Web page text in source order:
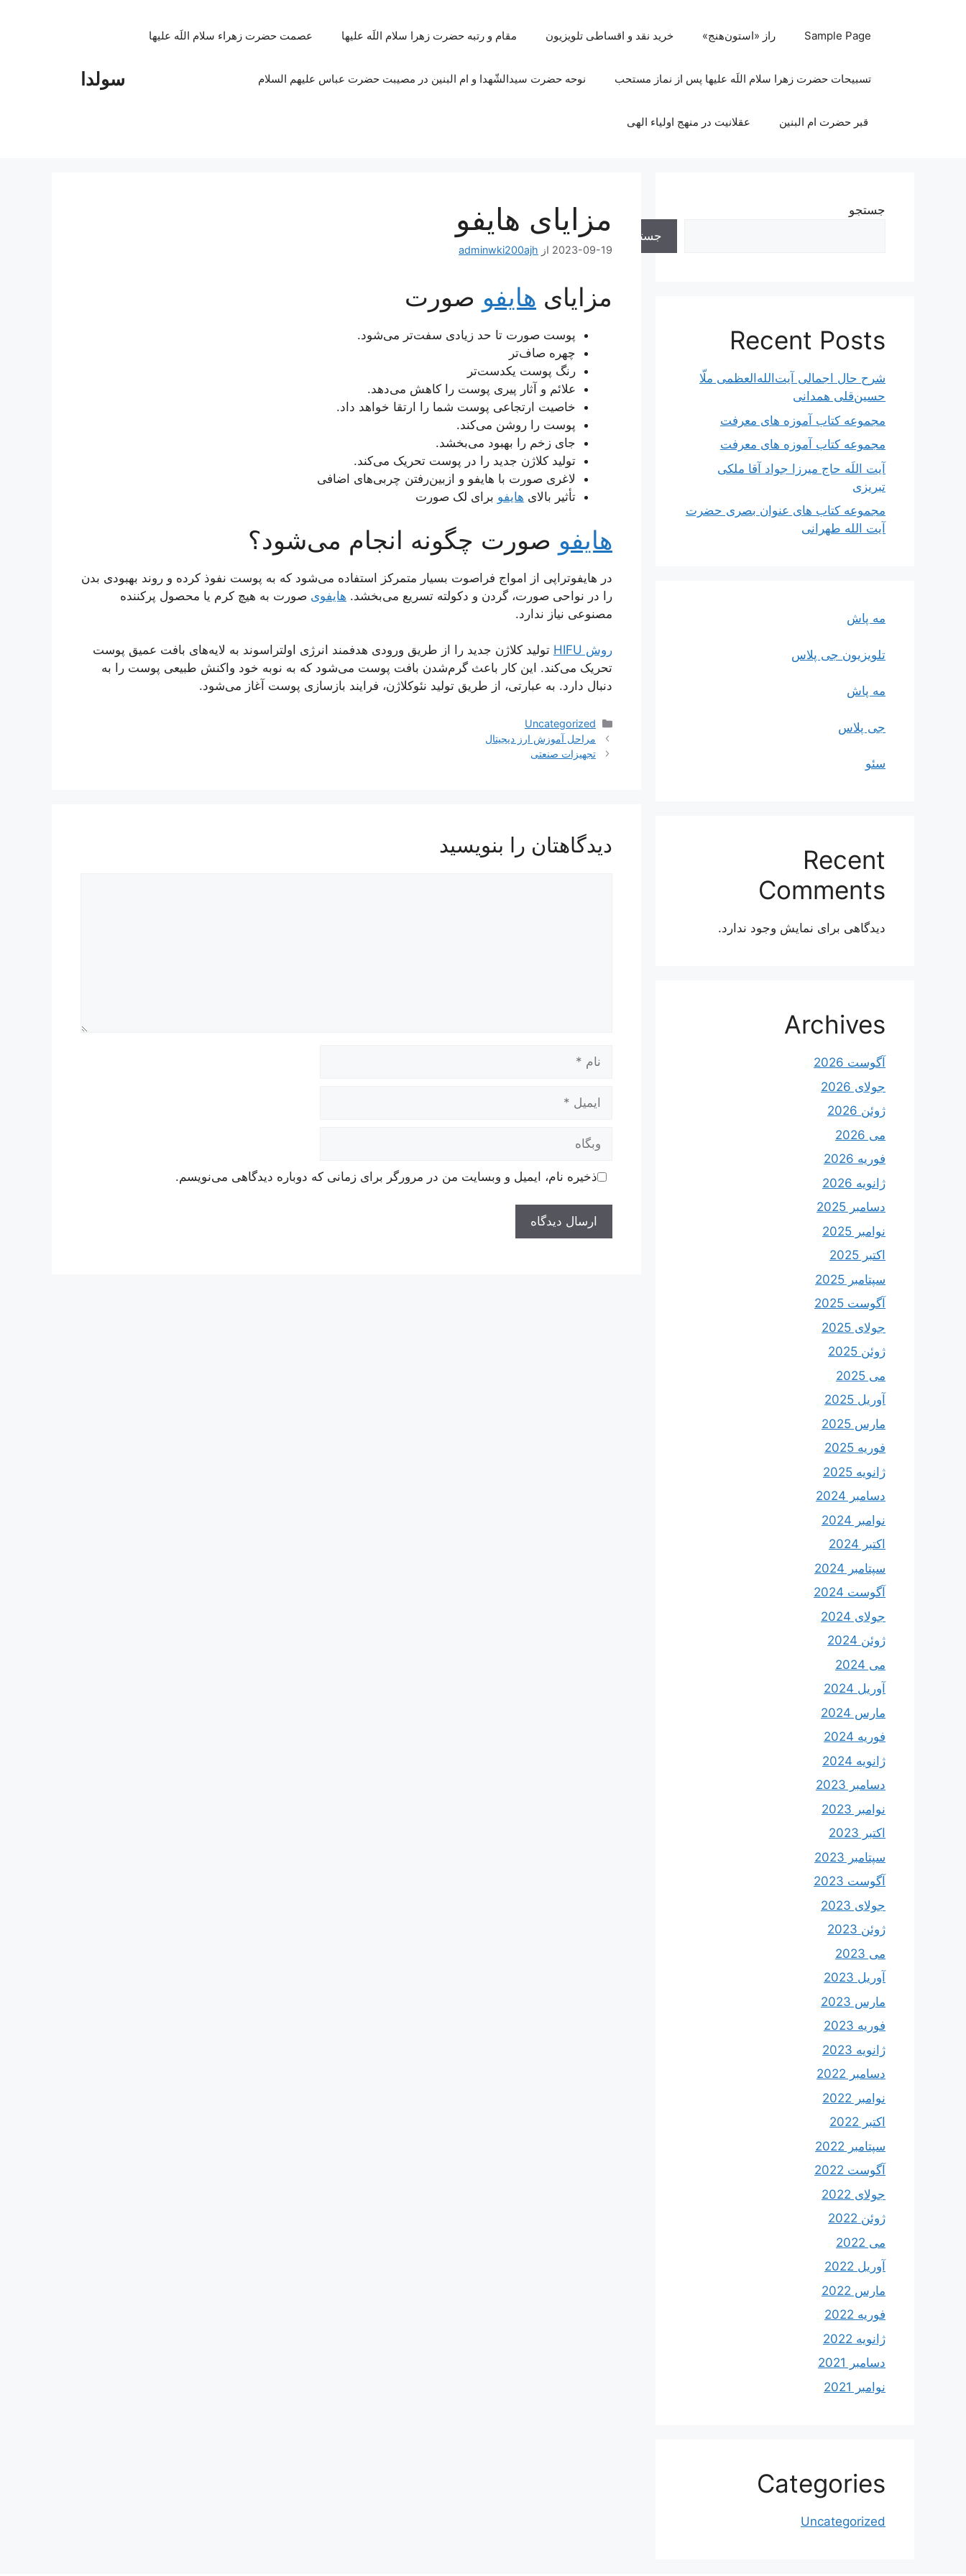
سولدا
Sample Page راز «استون‌هنج» خرید نقد و اقساطی تلویزیون مقام و رتبه حضرت زهرا سلام اللَه علیها عصمت حضرت زهراء سلام اللَه علیها
تسبیحات حضرت زهرا سلام اللَه علیها پس از نماز مستحب نوحه حضرت سیدالشّهدا و ام البنین در مصیبت حضرت عباس علیهم السلام
قبر حضرت ام البنین عقلانیت در منهج اولیاء الهی
مزایای هایفو
2023-09-19 از adminwki200ajh
مزایای هایفو صورت
پوست صورت تا حد زیادی سفت‌تر می‌شود.
چهره صاف‌تر
رنگ پوست یکدست‌تر
علائم و آثار پیری پوست را کاهش می‌دهد.
خاصیت ارتجاعی پوست شما را ارتقا خواهد داد.
پوست را روشن می‌کند.
جای زخم را بهبود می‌بخشد.
تولید کلاژن جدید را در پوست تحریک می‌کند.
لاغری صورت با هایفو و ازبین‌رفتن چربی‌های اضافی
تأثیر بالای هایفو برای لک صورت
هایفو صورت چگونه انجام می‌شود؟
در هایفوتراپی از امواج فراصوت بسیار متمرکز استفاده می‌شود که به پوست نفوذ کرده و روند بهبودی بدن
را در نواحی صورت، گردن و دکولته تسریع می‌بخشد. هایفوی صورت به هیچ کرم یا محصول پرکننده
مصنوعی نیاز ندارد.
روش HIFU
تولید کلاژن جدید را از طریق ورودی هدفمند انرژی اولتراسوند به لایه‌های بافت عمیق پوست
تحریک می‌کند. این کار باعث گرم‌شدن بافت پوست می‌شود که به نوبه خود واکنش طبیعی پوست را به
دنبال دارد. به عبارتی، از طریق تولید نئوکلاژن، فرایند بازسازی پوست آغاز می‌شود.
دسته‌ها
Uncategorized
ناوبری
نوشته‌ها
مراحل آموزش ارز دیجیتال
تجهیزات صنعتی
دیدگاهتان را بنویسید
ایمیل
وبگاه
ذخیره نام، ایمیل و وبسایت من در مرورگر برای زمانی که دوباره دیدگاهی می‌نویسم.
جستجو
جستجو
Recent Posts
شرح حال اجمالی آیت‌الله‌العظمی ملّا
حسین‌قلی همدانی
مجموعه کتاب آموزه های معرفت
مجموعه کتاب آموزه های معرفت
آیت اللَه حاج میرزا جواد آقا ملکی
تبریزی
مجموعه کتاب های عنوان بصری حضرت
آیت الله طهرانی
مه پاش
تلویزیون جی پلاس
مه پاش
جی پلاس
سئو
Recent
Comments
دیدگاهی برای نمایش وجود ندارد.
Archives
آگوست 2026
جولای 2026
ژوئن 2026
می 2026
فوریه 2026
ژانویه 2026
دسامبر 2025
نوامبر 2025
اکتبر 2025
سپتامبر 2025
آگوست 2025
جولای 2025
ژوئن 2025
می 2025
آوریل 2025
مارس 2025
فوریه 2025
ژانویه 2025
دسامبر 2024
نوامبر 2024
اکتبر 2024
سپتامبر 2024
آگوست 2024
جولای 2024
ژوئن 2024
می 2024
آوریل 2024
مارس 2024
فوریه 2024
ژانویه 2024
دسامبر 2023
نوامبر 2023
اکتبر 2023
سپتامبر 2023
آگوست 2023
جولای 2023
ژوئن 2023
می 2023
آوریل 2023
مارس 2023
فوریه 2023
ژانویه 2023
دسامبر 2022
نوامبر 2022
اکتبر 2022
سپتامبر 2022
آگوست 2022
جولای 2022
ژوئن 2022
می 2022
آوریل 2022
مارس 2022
فوریه 2022
ژانویه 2022
دسامبر 2021
نوامبر 2021
Categories
Uncategorized